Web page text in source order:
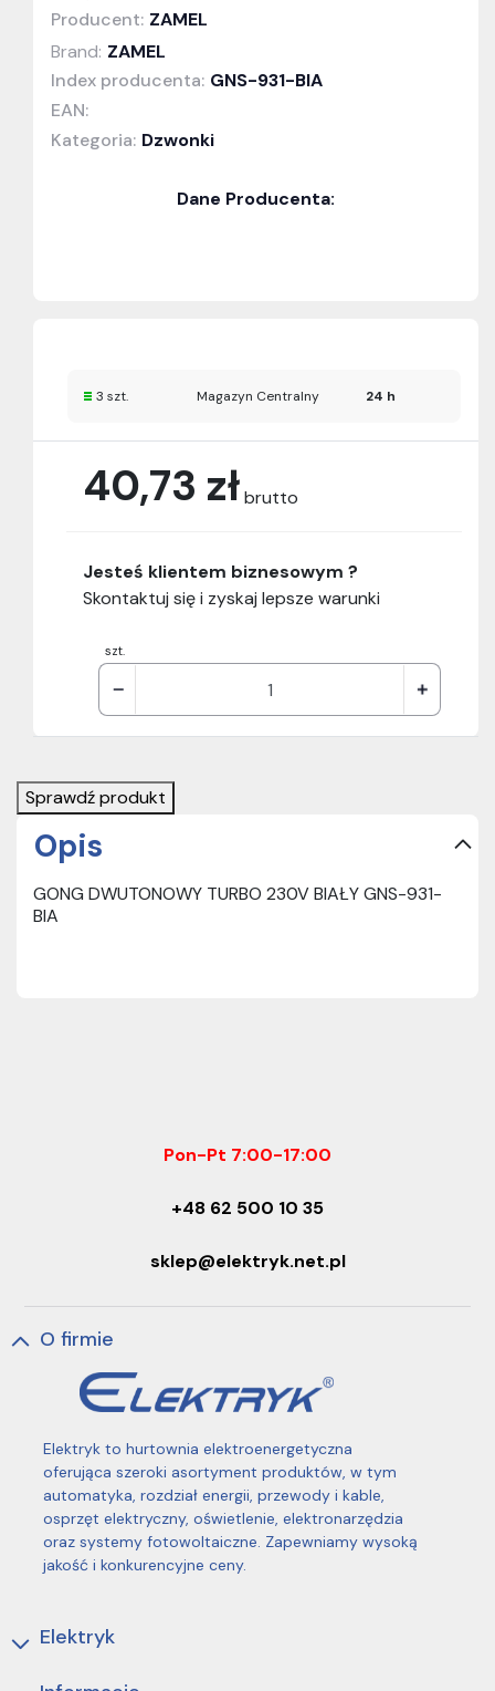
Producent: ZAMEL
Brand: ZAMEL
Index producenta: GNS-931-BIA
EAN:
Kategoria: Dzwonki
Dane Producenta:
40,73 złbrutto
szt.
Jesteś klientem biznesowym ?
Skontaktuj się i zyskaj lepsze warunki
3 szt. Magazyn Centralny 24 h
Sprawdź produkt
Opis
GONG DWUTONOWY TURBO 230V BIAŁY GNS-931-
BIA
Pon-Pt 7:00-17:00
+48 62 500 10 35
sklep@elektryk.net.pl
O firmie
Elektryk to hurtownia elektroenergetyczna
oferująca szeroki asortyment produktów, w tym
automatyka, rozdział energii, przewody i kable,
osprzęt elektryczny, oświetlenie, elektronarzędzia
oraz systemy fotowoltaiczne. Zapewniamy wysoką
jakość i konkurencyjne ceny.
Elektryk